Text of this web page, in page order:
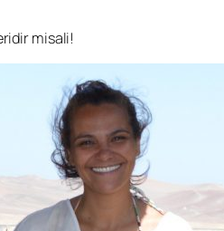
misali!